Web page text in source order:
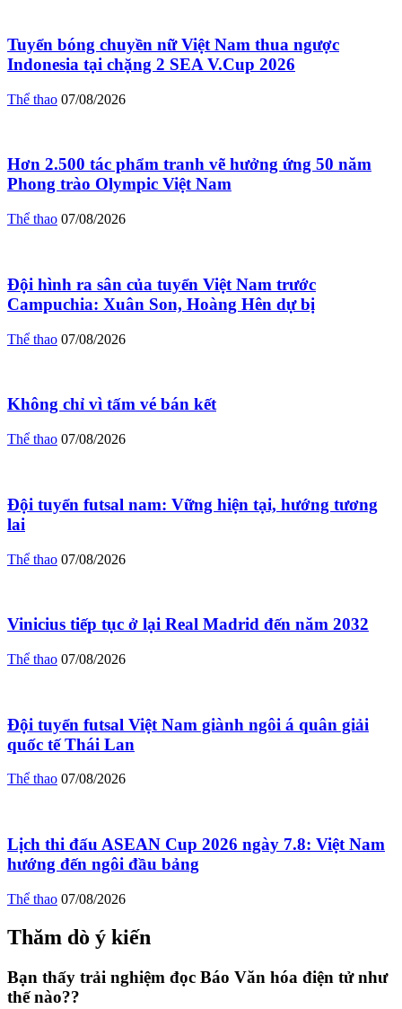
Tuyển bóng chuyền nữ Việt Nam thua ngược
Indonesia tại chặng 2 SEA V.Cup 2026
Thể thao 07/08/2026
Hơn 2.500 tác phẩm tranh vẽ hưởng ứng 50 năm
Phong trào Olympic Việt Nam
Thể thao 07/08/2026
Đội hình ra sân của tuyển Việt Nam trước
Campuchia: Xuân Son, Hoàng Hên dự bị
Thể thao 07/08/2026
Không chỉ vì tấm vé bán kết
Thể thao 07/08/2026
Đội tuyển futsal nam: Vững hiện tại, hướng tương
lai
Thể thao 07/08/2026
Vinicius tiếp tục ở lại Real Madrid đến năm 2032
Thể thao 07/08/2026
Đội tuyển futsal Việt Nam giành ngôi á quân giải
quốc tế Thái Lan
Thể thao 07/08/2026
Lịch thi đấu ASEAN Cup 2026 ngày 7.8: Việt Nam
hướng đến ngôi đầu bảng
Thể thao 07/08/2026
Thăm dò ý kiến
Bạn thấy trải nghiệm đọc Báo Văn hóa điện tử như
thế nào??